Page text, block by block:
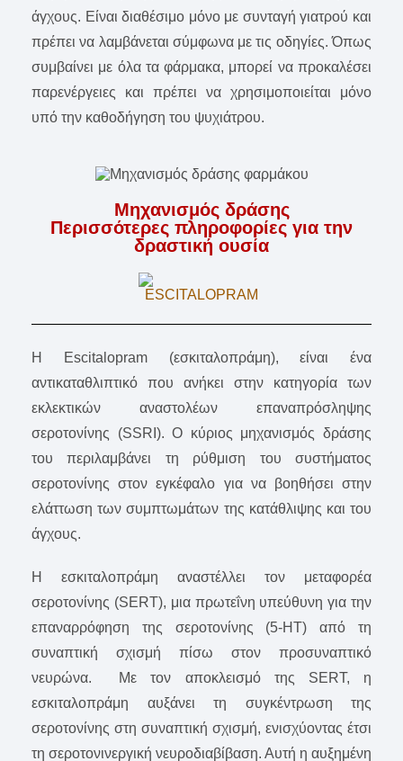
άγχους. Είναι διαθέσιμο μόνο με συνταγή γιατρού και
πρέπει να λαμβάνεται σύμφωνα με τις οδηγίες. Όπως
συμβαίνει με όλα τα φάρμακα, μπορεί να προκαλέσει
παρενέργειες και πρέπει να χρησιμοποιείται μόνο
υπό την καθοδήγηση του ψυχιάτρου.
Μηχανισμός δράσης
Περισσότερες πληροφορίες για την
δραστική ουσία
Η Escitalopram (εσκιταλοπράμη), είναι ένα
αντικαταθλιπτικό που ανήκει στην κατηγορία των
εκλεκτικών αναστολέων επαναπρόσληψης
σεροτονίνης (SSRI). Ο κύριος μηχανισμός δράσης
του περιλαμβάνει τη ρύθμιση του συστήματος
σεροτονίνης στον εγκέφαλο για να βοηθήσει στην
ελάττωση των συμπτωμάτων της κατάθλιψης και του
άγχους.
Η εσκιταλοπράμη αναστέλλει τον μεταφορέα
σεροτονίνης (SERT), μια πρωτεΐνη υπεύθυνη για την
επαναρρόφηση της σεροτονίνης (5-HT) από τη
συναπτική σχισμή πίσω στον προσυναπτικό
νευρώνα. Με τον αποκλεισμό της SERT, η
εσκιταλοπράμη αυξάνει τη συγκέντρωση της
σεροτονίνης στη συναπτική σχισμή, ενισχύοντας έτσι
τη σεροτονινεργική νευροδιαβίβαση. Αυτή η αυξημένη